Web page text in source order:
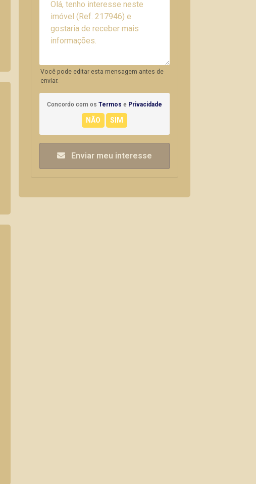
Você pode editar esta mensagem antes de
enviar.
Concordo com os Termos e Privacidade
Enviar meu interesse